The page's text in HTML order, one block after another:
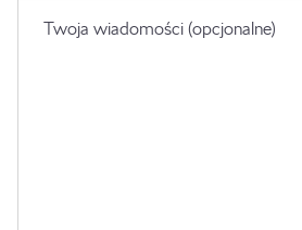
Twoja wiadomości (opcjonalne)